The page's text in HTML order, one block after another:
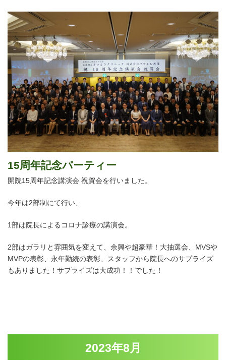
15周年記念パーティー
開院15周年記念講演会 祝賀会を行いました。
今年は2部制にて行い、
1部は院長によるコロナ診療の講演会。
2部はガラリと雰囲気を変えて、余興や超豪華！大抽選会、MVSや
MVPの表彰、永年勤続の表彰、スタッフから院長へのサプライズ
もありました！サプライズは大成功！！でした！
2023年8月